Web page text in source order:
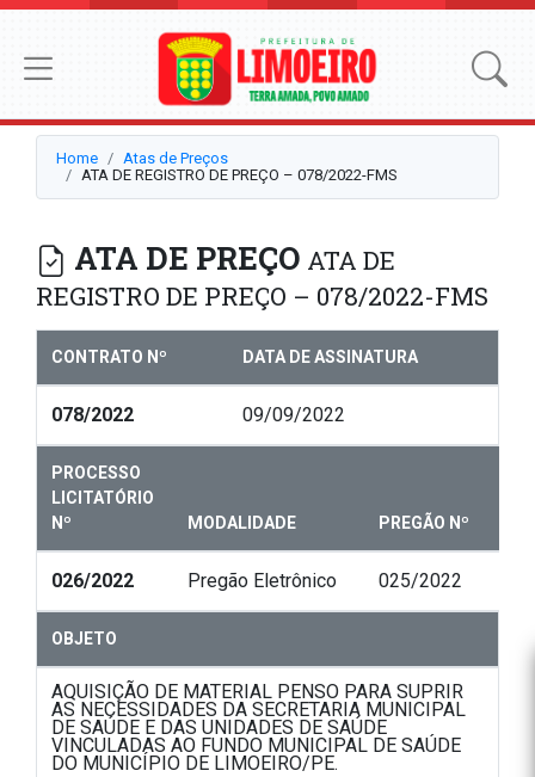
Home
Atas de Preços
ATA DE REGISTRO DE PREÇO – 078/2022-FMS
ATA DE PREÇO ATA DE
REGISTRO DE PREÇO – 078/2022-FMS
CONTRATO Nº DATA DE ASSINATURA
078/2022 09/09/2022
PROCESSO
LICITATÓRIO
Nº
MODALIDADE PREGÃO Nº
026/2022 Pregão Eletrônico 025/2022
OBJETO
AQUISIÇÃO DE MATERIAL PENSO PARA SUPRIR
AS NECESSIDADES DA SECRETARIA MUNICIPAL
DE SAÚDE E DAS UNIDADES DE SAÚDE
VINCULADAS AO FUNDO MUNICIPAL DE SAÚDE
DO MUNICÍPIO DE LIMOEIRO/PE.